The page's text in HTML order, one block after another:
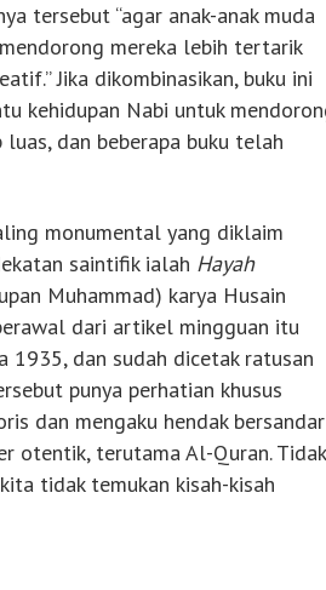
tersebut “agar anak-anak muda
mereka lebih tertarik
Jika dikombinasikan, buku ini
kehidupan Nabi untuk
dan beberapa buku telah
monumental yang diklaim
saintifik ialah Hayah
Muhammad) karya Husain
dari artikel mingguan itu
1935, dan sudah dicetak ratusan
punya perhatian khusus
dan mengaku hendak bersandar
otentik, terutama Al-Quran. Tidak
tidak temukan kisah-kisah